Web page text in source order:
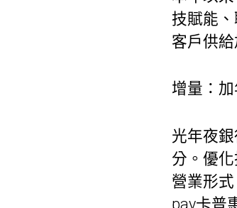
技賦能、
客戶供
增量：
光年夜
分。優
營業形
pay卡普